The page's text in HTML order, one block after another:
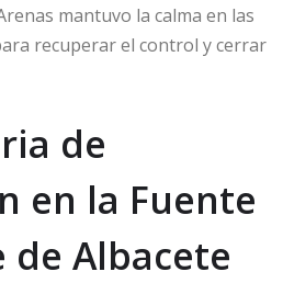
mantuvo la calma en las
recuperar el control y cerrar
de
en la Fuente
de Albacete